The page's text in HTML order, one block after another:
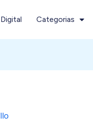
Categorias